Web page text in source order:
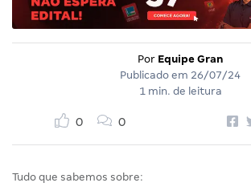
Por Equipe Gran
Publicado em 26/07/24
1 min. de leitura
0 0
Tudo que sabemos sobre: